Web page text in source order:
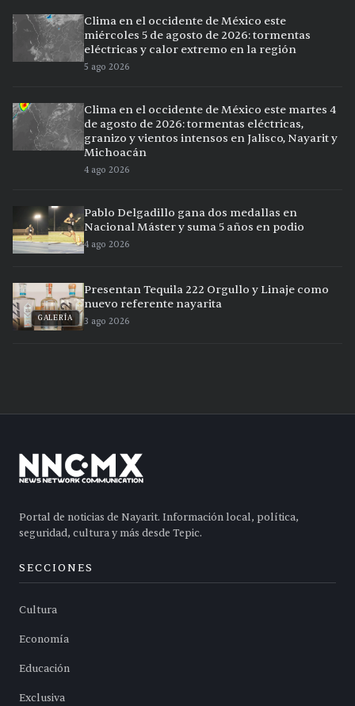
Clima en el occidente de México este
miércoles 5 de agosto de 2026: tormentas
eléctricas y calor extremo en la región
5 ago 2026
Clima en el occidente de México este martes 4
de agosto de 2026: tormentas eléctricas,
granizo y vientos intensos en Jalisco, Nayarit y
Michoacán
4 ago 2026
Pablo Delgadillo gana dos medallas en
Nacional Máster y suma 5 años en podio
4 ago 2026
GALERÍA
Presentan Tequila 222 Orgullo y Linaje como
nuevo referente nayarita
3 ago 2026
Portal de noticias de Nayarit. Información local, política,
seguridad, cultura y más desde Tepic.
SECCIONES
Cultura
Economía
Educación
Exclusiva